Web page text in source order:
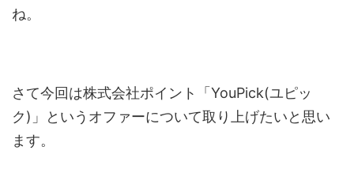
ね。
さて今回は株式会社ポイント「YouPick(ユピッ
ク)」というオファーについて取り上げたいと思い
ます。